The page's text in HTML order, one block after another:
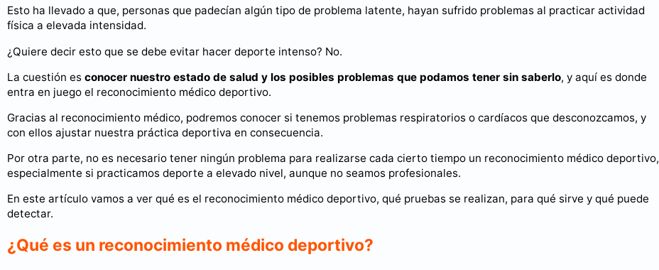
Esto ha llevado a que, personas que padecían algún tipo de problema latente, hayan sufrido problemas al practicar actividad
física a elevada intensidad.
¿Quiere decir esto que se debe evitar hacer deporte intenso? No.
La cuestión es conocer nuestro estado de salud y los posibles problemas que podamos tener sin saberlo, y aquí es donde
entra en juego el reconocimiento médico deportivo.
Gracias al reconocimiento médico, podremos conocer si tenemos problemas respiratorios o cardíacos que desconozcamos, y
con ellos ajustar nuestra práctica deportiva en consecuencia.
Por otra parte, no es necesario tener ningún problema para realizarse cada cierto tiempo un reconocimiento médico deportivo,
especialmente si practicamos deporte a elevado nivel, aunque no seamos profesionales.
En este artículo vamos a ver qué es el reconocimiento médico deportivo, qué pruebas se realizan, para qué sirve y qué puede
detectar.
¿Qué es un reconocimiento médico deportivo?